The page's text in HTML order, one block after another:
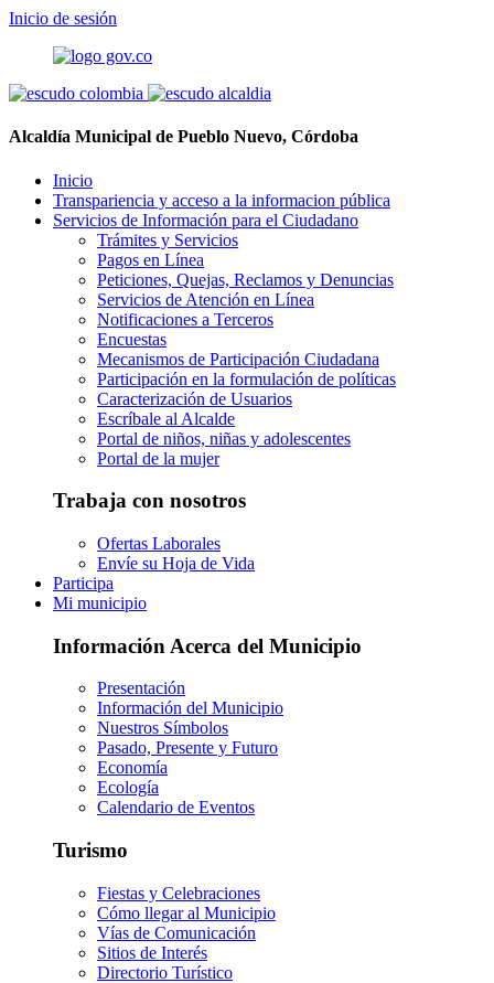
Inicio de sesión
Alcaldía Municipal de Pueblo Nuevo, Córdoba
Inicio
Transpariencia y acceso a la informacion pública
Servicios de Información para el Ciudadano
Trámites y Servicios
Pagos en Línea
Peticiones, Quejas, Reclamos y Denuncias
Servicios de Atención en Línea
Notificaciones a Terceros
Encuestas
Mecanismos de Participación Ciudadana
Participación en la formulación de políticas
Caracterización de Usuarios
Escríbale al Alcalde
Portal de niños, niñas y adolescentes
Portal de la mujer
Trabaja con nosotros
Ofertas Laborales
Envíe su Hoja de Vida
Participa
Mi municipio
Información Acerca del Municipio
Presentación
Información del Municipio
Nuestros Símbolos
Pasado, Presente y Futuro
Economía
Ecología
Calendario de Eventos
Turismo
Fiestas y Celebraciones
Cómo llegar al Municipio
Vías de Comunicación
Sitios de Interés
Directorio Turístico